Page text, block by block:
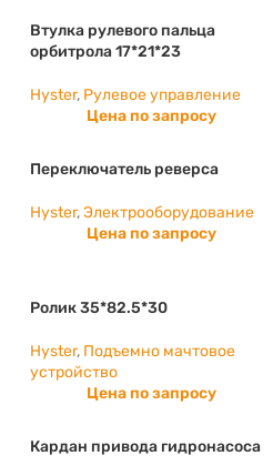
Втулка рулевого пальца
орбитрола 17*21*23
Hyster, Рулевое управление
Цена по запросу
Переключатель реверса
Hyster,Электрооборудование
Цена по запросу
Ролик 35*82.5*30
Hyster, Подъемно мачтовое
устройство
Цена по запросу
Кардан привода гидронасоса